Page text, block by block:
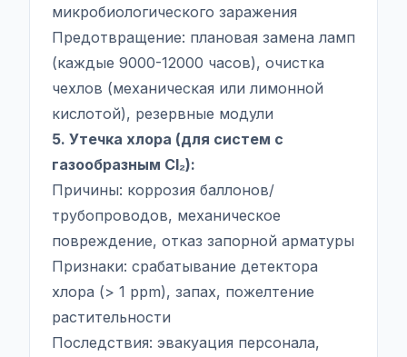
микробиологического заражения
Предотвращение: плановая замена ламп
(каждые 9000-12000 часов), очистка
чехлов (механическая или лимонной
кислотой), резервные модули
5. Утечка хлора (для систем с
газообразным Cl₂):
Причины: коррозия баллонов/
трубопроводов, механическое
повреждение, отказ запорной арматуры
Признаки: срабатывание детектора
хлора (> 1 ppm), запах, пожелтение
растительности
Последствия: эвакуация персонала,